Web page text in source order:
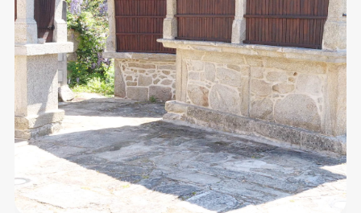
tem
apenas
17
habitantes
e
integra
a...